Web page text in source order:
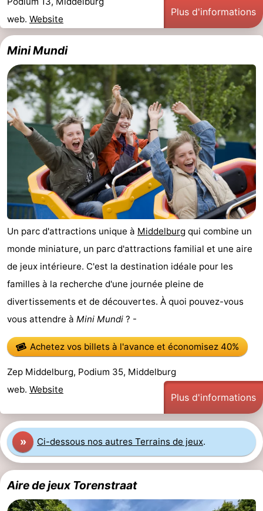
Zwin
web. Website
Plus d'informations
Mini Mundi
Un parc d'attractions unique à Middelburg qui combine un
monde miniature, un parc d'attractions familial et une aire
de jeux intérieure. C'est la destination idéale pour les
familles à la recherche d'une journée pleine de
divertissements et de découvertes. À quoi pouvez-vous
vous attendre à Mini Mundi ? -
Achetez vos billets à l'avanceet économisez 40%
Zep Middelburg, Podium 35, Middelburg
web. Website
Plus d'informations
» Ci-dessous nos autres Terrains de jeux.
Aire de jeux Torenstraat